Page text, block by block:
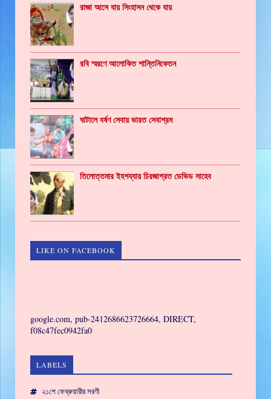
রাজা আসে যায় সিংহাসন থেকে যায়
রবি স্মরণে আলোকিত শান্তিনিকেতন
ঘাটালে বর্ষণ সেবায় ভারত সেবাশ্রম
তিলোত্তমার ইহশয্যায় চিরজাগ্রত ডেভিড সাহেব
LIKE ON FACEBOOK
google.com, pub-2412686623726664, DIRECT,
f08c47fec0942fa0
LABELS
২১শে ফেব্রুয়ারীর সরণী